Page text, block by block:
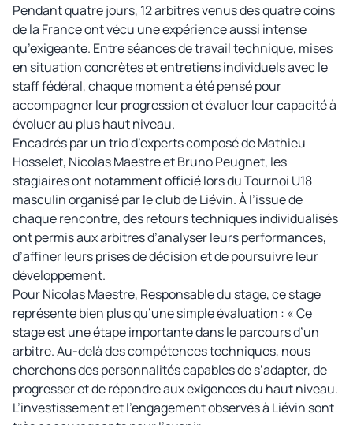
Pendant quatre jours, 12 arbitres venus des quatre coins
de la France ont vécu une expérience aussi intense
qu’exigeante. Entre séances de travail technique, mises
en situation concrètes et entretiens individuels avec le
staff fédéral, chaque moment a été pensé pour
accompagner leur progression et évaluer leur capacité à
évoluer au plus haut niveau.
Encadrés par un trio d’experts composé de Mathieu
Hosselet, Nicolas Maestre et Bruno Peugnet, les
stagiaires ont notamment officié lors du Tournoi U18
masculin organisé par le club de Liévin. À l’issue de
chaque rencontre, des retours techniques individualisés
ont permis aux arbitres d’analyser leurs performances,
d’affiner leurs prises de décision et de poursuivre leur
développement.
Pour Nicolas Maestre, Responsable du stage, ce stage
représente bien plus qu’une simple évaluation : « Ce
stage est une étape importante dans le parcours d’un
arbitre. Au-delà des compétences techniques, nous
cherchons des personnalités capables de s’adapter, de
progresser et de répondre aux exigences du haut niveau.
L’investissement et l’engagement observés à Liévin sont